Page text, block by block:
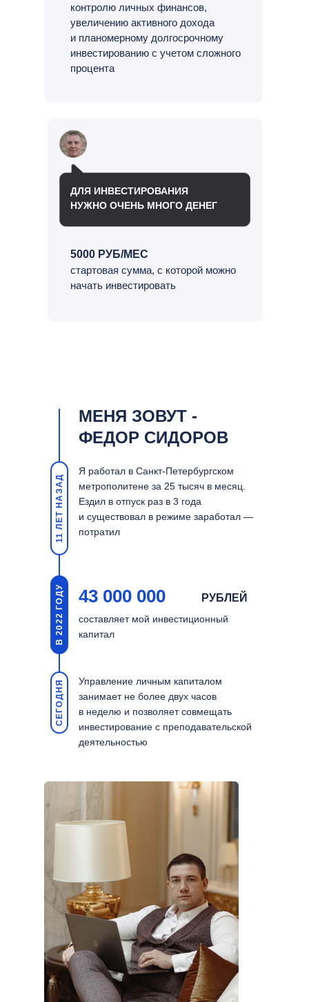
ДЛЯ ИНВЕСТИРОВАНИЯ
НУЖНО ОЧЕНЬ МНОГО ДЕНЕГ
контролю личных финансов,
увеличению активного дохода
и планомерному долгосрочному
инвестированию с учетом сложного
процента
5000 РУБ/МЕС
стартовая сумма, с которой можно
начать инвестировать
МЕНЯ ЗОВУТ -
ФЕДОР СИДОРОВ
Я работал в Санкт-Петербургском
метрополитене за 25 тысяч в месяц.
Ездил в отпуск раз в 3 года
и существовал в режиме заработал —
потратил
составляет мой инвестиционный
капитал
43 000 000 РУБЛЕЙ
Управление личным капиталом
занимает не более двух часов
в неделю и позволяет совмещать
инвестирование с преподавательской
деятельностью
11 ЛЕТ НАЗАД
СЕГОДНЯ
В 2022 ГОДУ